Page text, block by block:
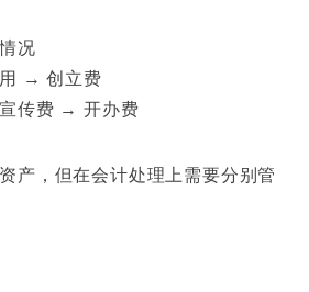
况
用 → 创立费
宣传费 → 开办费
产，但在会计处理上需要分别管